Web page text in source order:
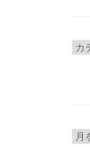
カ
ア